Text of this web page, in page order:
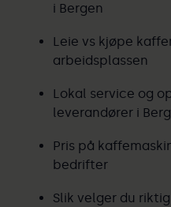
i Bergen
Leie vs kjøpe
arbeidsplassen
Lokal service og
leverandører i
Pris på
bedrifter
Slik velger du